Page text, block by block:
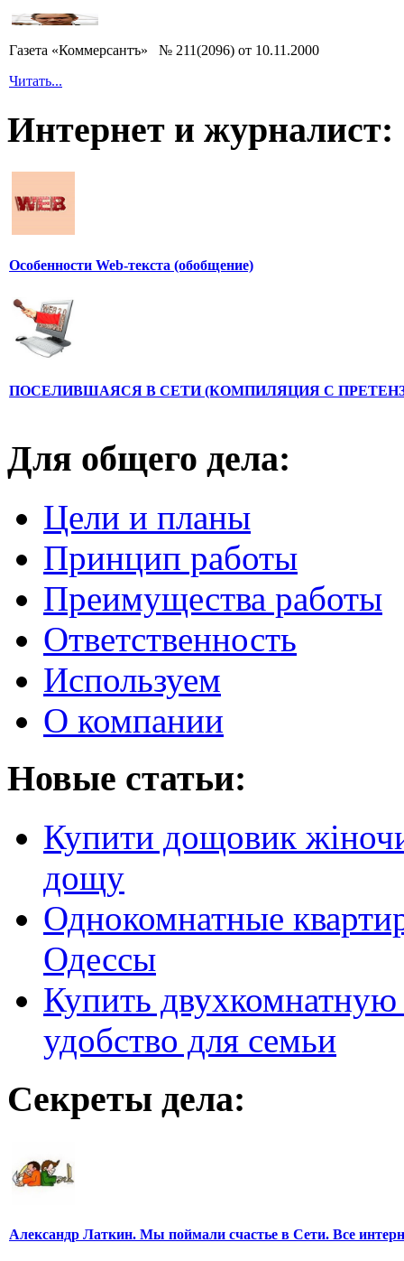
Газета «Коммерсантъ» № 211(2096) от 10.11.2000
Читать...
Интернет и журналист:
Особенности Web-текста (обобщение)
ПОСЕЛИВШАЯСЯ В СЕТИ (КОМПИЛЯЦИЯ С
Для общего дела:
Цели и планы
Принцип работы
Преимущества работы
Ответственность
Используем
О компании
Новые статьи:
Купити дощовик
дощу
Однокомнатные
Одессы
Купить
удобство для семьи
Секреты дела:
Александр Латкин. Мы поймали счастье в Сети. Все интерн